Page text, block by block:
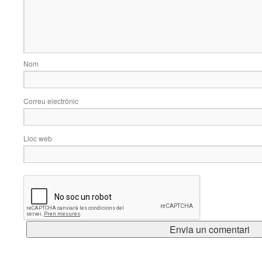
Nom
Correu electrònic
Lloc web